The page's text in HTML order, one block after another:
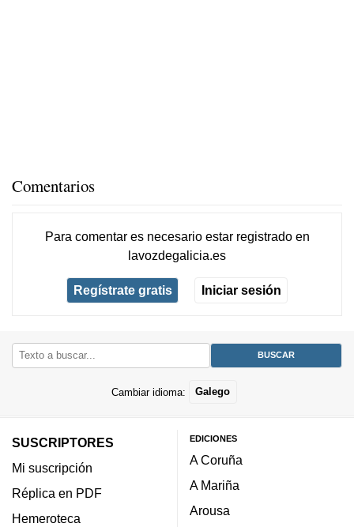
Comentarios
Para comentar es necesario estar registradoen
lavozdegalicia.es
Regístrate gratis Iniciar sesión
Cambiar idioma: Galego
SUSCRIPTORES
Mi suscripción
Réplica en PDF
Hemeroteca
EDICIONES
A Coruña
A Mariña
Arousa